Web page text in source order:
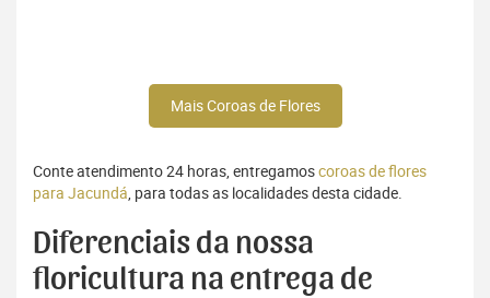
Mais Coroas de Flores
Conte atendimento 24 horas, entregamoscoroas de flores
para Jacundá, para todas as localidades desta cidade.
Diferenciais da nossa
floricultura na entrega de